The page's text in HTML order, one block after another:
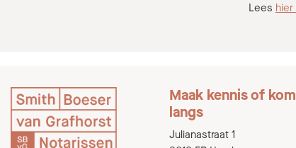
Lees hier
Maak kennis of kom
langs
Julianastraat 1